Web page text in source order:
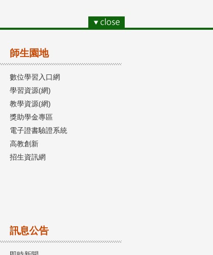
師生園地
數位學習入口網
學習資源(網)
教學資源(網)
獎助學金專區
電子證書驗證系統
高教創新
招生資訊網
訊息公告